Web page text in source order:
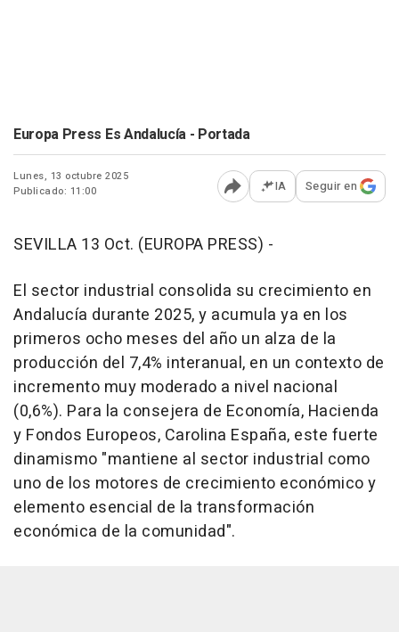
Europa Press Es Andalucía - Portada
Lunes, 13 octubre 2025
Publicado: 11:00
Abrir opciones para
IA Seguir en
SEVILLA 13 Oct. (EUROPA PRESS) -
El sector industrial consolida su crecimiento en
Andalucía durante 2025, y acumula ya en los
primeros ocho meses del año un alza de la
producción del 7,4% interanual, en un contexto de
incremento muy moderado a nivel nacional
(0,6%). Para la consejera de Economía, Hacienda
y Fondos Europeos, Carolina España, este fuerte
dinamismo "mantiene al sector industrial como
uno de los motores de crecimiento económico y
elemento esencial de la transformación
económica de la comunidad".